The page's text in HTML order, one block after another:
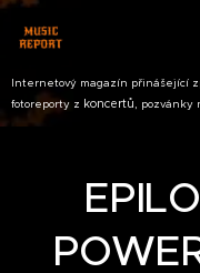
Internetový magazín přinášející
fotoreporty z koncertů, pozvánky